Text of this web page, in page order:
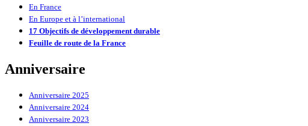
En France
En Europe et à l’international
17 Objectifs de développement durable
Feuille de route de la France
Anniversaire
Anniversaire 2025
Anniversaire 2024
Anniversaire 2023